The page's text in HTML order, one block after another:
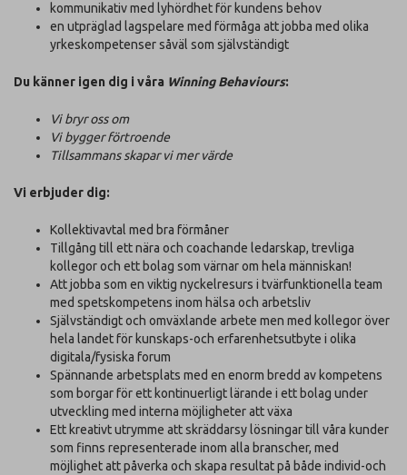
kommunikativ med lyhördhet för kundens behov
en utpräglad lagspelare med förmåga att jobba med olika
yrkeskompetenser såväl som självständigt
Du känner igen dig i våra Winning Behaviours:
Vi bryr oss om
Vi bygger förtroende
Tillsammans skapar vi mer värde
Vi erbjuder dig:
Kollektivavtal med bra förmåner
Tillgång till ett nära och coachande ledarskap, trevliga
kollegor och ett bolag som värnar om hela människan!
Att jobba som en viktig nyckelresurs i tvärfunktionella team
med spetskompetens inom hälsa och arbetsliv
Självständigt och omväxlande arbete men med kollegor över
hela landet för kunskaps-och erfarenhetsutbyte i olika
digitala/fysiska forum
Spännande arbetsplats med en enorm bredd av kompetens
som borgar för ett kontinuerligt lärande i ett bolag under
utveckling med interna möjligheter att växa
Ett kreativt utrymme att skräddarsy lösningar till våra kunder
som finns representerade inom alla branscher, med
möjlighet att påverka och skapa resultat på både individ-och